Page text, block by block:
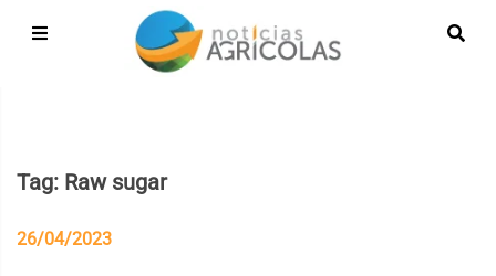
Tag: Raw sugar
26/04/2023